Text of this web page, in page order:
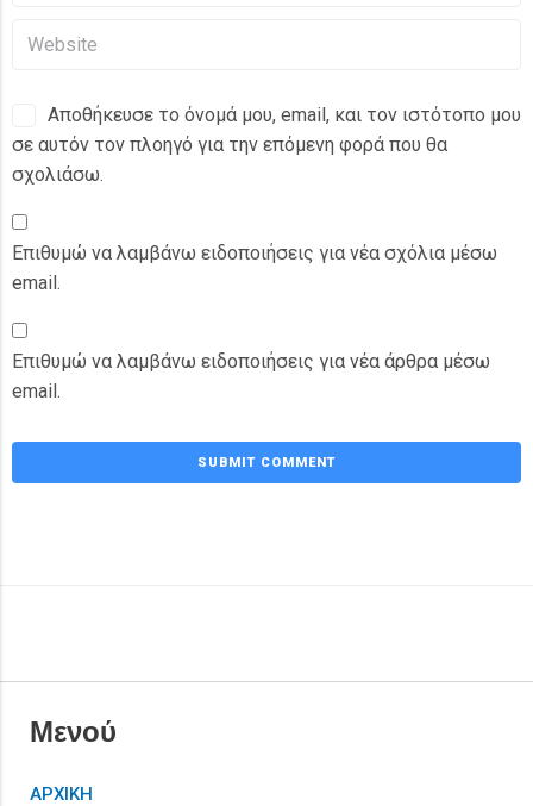
Αποθήκευσε το όνομά μου, email, και τον ιστότοπο μου
σε αυτόν τον πλοηγό για την επόμενη φορά που θα
σχολιάσω.
Επιθυμώ να λαμβάνω ειδοποιήσεις για νέα σχόλια μέσω
email.
Επιθυμώ να λαμβάνω ειδοποιήσεις για νέα άρθρα μέσω
email.
Μενού
ΑΡΧΙΚΗ